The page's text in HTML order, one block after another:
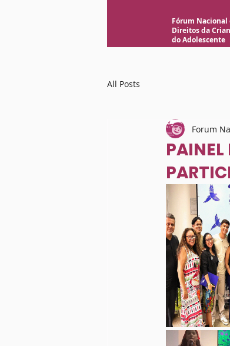
Fórum Nacional
Direitos da
do Adolescente
All Posts
Forum